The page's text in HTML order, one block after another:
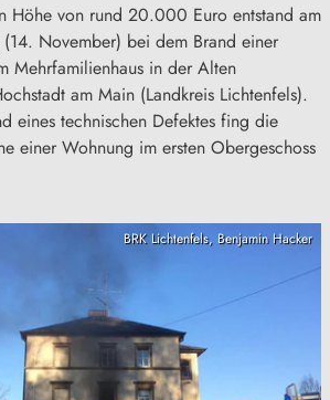
Höhe von rund 20.000 Euro entstand am
November) bei dem Brand einer
Mehrfamilienhaus in der Alten
am Main (Landkreis Lichtenfels).
eines technischen Defektes fing die
einer Wohnung im ersten Obergeschoss
BRK Lichtenfels, Benjamin Hacker